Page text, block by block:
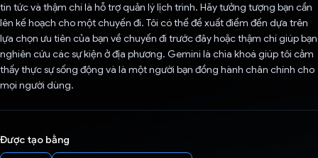
tin tức và thậm chí là hỗ trợ quản lý lịch trình. Hãy tưởng tượng bạn cần
lên kế hoạch cho một chuyến đi. Tôi có thể đề xuất điểm đến dựa trên
lựa chọn ưu tiên của bạn về chuyến đi trước đây hoặc thậm chí giúp bạn
nghiên cứu các sự kiện ở địa phương. Gemini là chìa khoá giúp tôi cảm
thấy thực sự sống động và là một người bạn đồng hành chân chính cho
mọi người dùng.
Được tạo bằng